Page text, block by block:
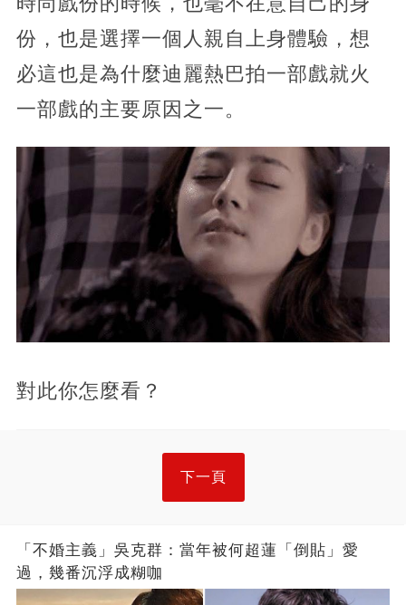
份，也是選擇一個人親自上身體驗，想
必這也是為什麼迪麗熱巴拍一部戲就火
一部戲的主要原因之一。
對此你怎麼看？
下一頁
「不婚主義」吳克群：當年被何超蓮「倒貼」愛
過，幾番沉浮成糊咖